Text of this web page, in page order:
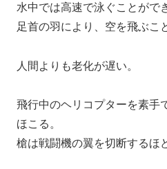
水中では高速で泳ぐことがで
足首の羽により、空を飛ぶこ
人間よりも老化が遅い。
飛行中のヘリコプターを素手
ほこる。
槍は戦闘機の翼を切断するほ